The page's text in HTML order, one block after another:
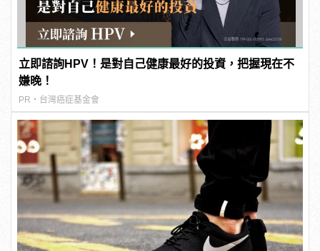
立即諮詢HPV！是對自己健康最好的投資，把握現在不
嫌晚！
PR・台灣癌症基金會